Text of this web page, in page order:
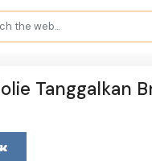
Tanggalkan